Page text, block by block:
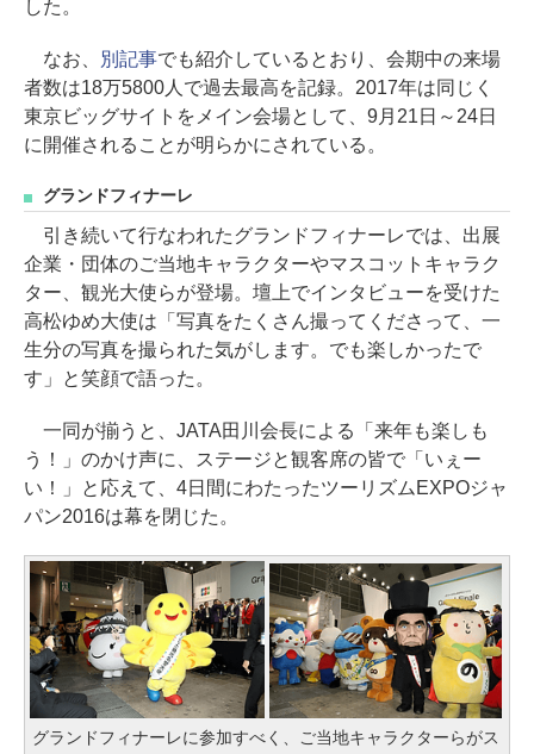
した。
なお、 別記事でも紹介しているとおり、会期中の来場
者数は18万5800人で過去最高を記録。2017年は同じく
東京ビッグサイトをメイン会場として、9月21日～24日
に開催されることが明らかにされている。
グランドフィナーレ
引き続いて行なわれたグランドフィナーレでは、出展
企業・団体のご当地キャラクターやマスコットキャラク
ター、観光大使らが登場。壇上でインタビューを受けた
高松ゆめ大使は「写真をたくさん撮ってくださって、一
生分の写真を撮られた気がします。でも楽しかったで
す」と笑顔で語った。
一同が揃うと、JATA田川会長による「来年も楽しも
う！」のかけ声に、ステージと観客席の皆で「いぇー
い！」と応えて、4日間にわたったツーリズムEXPOジャ
パン2016は幕を閉じた。
グランドフィナーレに参加すべく、ご当地キャラクターらがス